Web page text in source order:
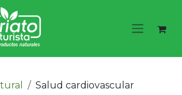
Salud cardiovascular